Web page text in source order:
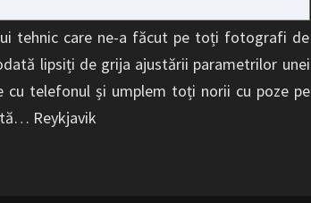
tehnic care ne-a făcut pe toți fotografi de
lipsiți de grija ajustării parametrilor unei
cu telefonul și umplem toți norii cu poze pe
Reykjavik